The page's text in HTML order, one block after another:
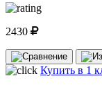
2430
Купить в 1